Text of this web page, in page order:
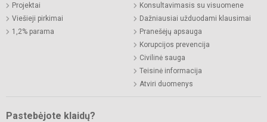
Projektai
Viešieji pirkimai
1,2% parama
Konsultavimasis su visuomene
Dažniausiai užduodami klausimai
Pranešėjų apsauga
Korupcijos prevencija
Civilinė sauga
Teisinė informacija
Atviri duomenys
Pastebėjote klaidų?